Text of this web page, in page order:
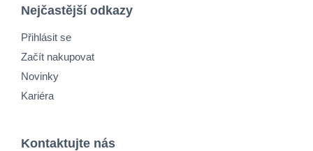
Nejčastější odkazy
Přihlásit se
Začít nakupovat
Novinky
Kariéra
Kontaktujte nás